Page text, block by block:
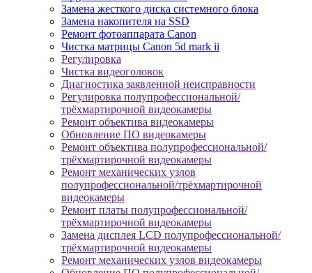
Замена жесткого диска системного блока
Замена накопителя на SSD
Ремонт фотоаппарата Canon
Чистка матрицы Canon 5d mark ii
Регулировка
Чистка видеоголовок
Диагностика заявленной неисправности
Регулировка полупрофессиональной/
трёхмартирочной видеокамеры
Ремонт объектива видеокамеры
Обновление ПО видеокамеры
Ремонт объектива полупрофессиональной/
трёхмартирочной видеокамеры
Ремонт механических узлов
полупрофессиональной/трёхмартирочной
видеокамеры
Ремонт платы полупрофессиональной/
трёхмартирочной видеокамеры
Замена дисплея LCD полупрофессиональной/
трёхмартирочной видеокамеры
Ремонт механических узлов видеокамеры